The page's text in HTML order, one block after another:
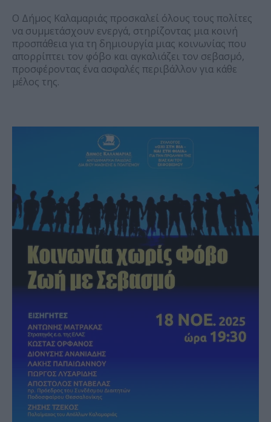
Ο Δήμος Καλαμαριάς προσκαλεί όλους τους πολίτες
να συμμετάσχουν ενεργά, στηρίζοντας μια κοινή
προσπάθεια για τη δημιουργία μιας κοινωνίας που
απορρίπτει τον φόβο και αγκαλιάζει τον σεβασμό,
προσφέροντας ένα ασφαλές περιβάλλον για κάθε
μέλος της.